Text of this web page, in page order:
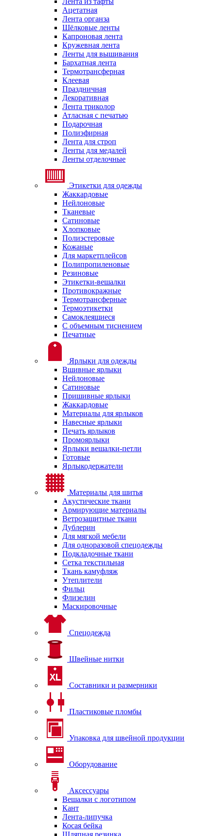
Ацетатная
Лента органза
Шёлковые ленты
Капроновая лента
Кружевная лента
Ленты для вышивания
Бархатная лента
Термотрансферная
Клеевая
Праздничная
Декоративная
Лента триколор
Атласная с печатью
Подарочная
Полиэфирная
Лента для строп
Ленты для медалей
Ленты отделочные
Этикетки для одежды
Жаккардовые
Нейлоновые
Тканевые
Сатиновые
Хлопковые
Полиэстеровые
Кожаные
Для маркетплейсов
Полипропиленовые
Резиновые
Этикетки-вешалки
Противокражные
Термотрансферные
Термоэтикетки
Самоклеящиеся
С объемным тиснением
Печатные
Ярлыки для одежды
Вшивные ярлыки
Нейлоновые
Сатиновые
Пришивные ярлыки
Жаккардовые
Материалы для ярлыков
Навесные ярлыки
Печать ярлыков
Промоярлыки
Ярлыки вешалки-петли
Готовые
Ярлыкодержатели
Материалы для шитья
Акустические ткани
Армирующие материалы
Ветрозащитные ткани
Дублерин
Для мягкой мебели
Для одноразовой спецодежды
Подкладочные ткани
Сетка текстильная
Ткань камуфляж
Утеплители
Фильц
Флизелин
Маскировочные
Спецодежда
Швейные нитки
Составники и размерники
Пластиковые пломбы
Упаковка для швейной продукции
Оборудование
Аксессуары
Вешалки с логотипом
Кант
Лента-липучка
Косая бейка
Шляпная резинка